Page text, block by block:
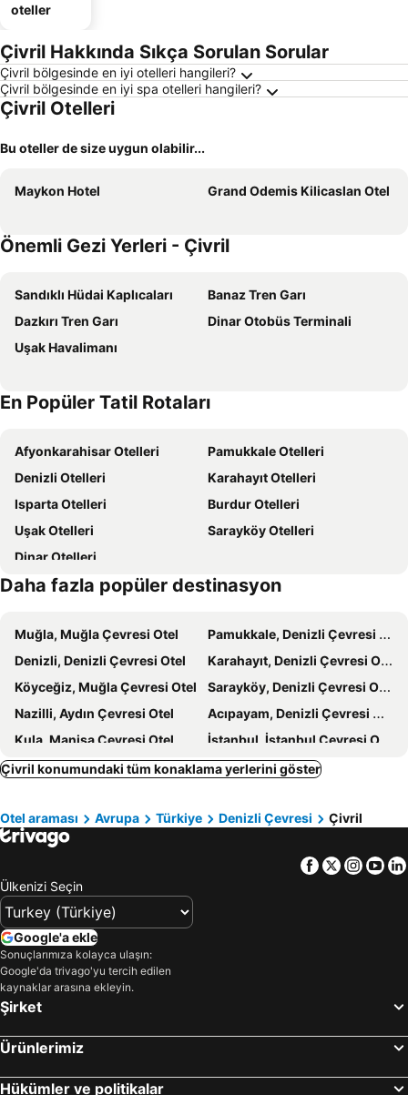
oteller
Çivril Hakkında Sıkça Sorulan Sorular
Çivril bölgesinde en iyi otelleri hangileri?
Çivril bölgesinde en iyi spa otelleri hangileri?
Çivril Otelleri
Bu oteller de size uygun olabilir...
Maykon Hotel Grand Odemis Kilicaslan Otel
Önemli Gezi Yerleri - Çivril
Sandıklı Hüdai Kaplıcaları
Banaz Tren Garı
Dazkırı Tren Garı
Dinar Otobüs Terminali
Uşak Havalimanı
En Popüler Tatil Rotaları
Afyonkarahisar Otelleri
Pamukkale Otelleri
Denizli Otelleri
Karahayıt Otelleri
Isparta Otelleri
Burdur Otelleri
Uşak Otelleri
Sarayköy Otelleri
Dinar Otelleri
Daha fazla popüler destinasyon
Muğla, Muğla Çevresi Otel
Pamukkale, Denizli Çevresi Otel
Denizli, Denizli Çevresi Otel
Karahayıt, Denizli Çevresi Otel
Köyceğiz, Muğla Çevresi Otel
Sarayköy, Denizli Çevresi Otel
Nazilli, Aydın Çevresi Otel
Acıpayam, Denizli Çevresi Otel
Kula, Manisa Çevresi Otel
İstanbul, İstanbul Çevresi Otel
Antalya, Antalya Çevresi Otel
Alanya, Antalya Çevresi Otel
Marmaris, Muğla Çevresi Otel Bodrum, Muğla Çevresi Otel
Fethiye, Muğla Çevresi Otel
Çivril konumundaki tüm konaklama yerlerini göster
Otel araması Avrupa Türkiye Denizli Çevresi Çivril
Facebook
Twitter
Ülkenizi Seçin
Google'a ekle
Sonuçlarımıza kolayca ulaşın:
Google'da trivago'yu tercih edilen
kaynaklar arasına ekleyin.
Şirket
Ürünlerimiz
Hükümler ve politikalar